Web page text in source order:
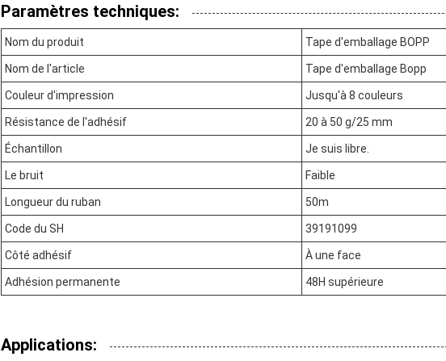
Paramètres techniques:
Nom du produit Tape d'emballage BOPP
Nom de l'article Tape d'emballage Bopp
Couleur d'impression Jusqu'à 8 couleurs
Résistance de l'adhésif 20 à 50 g/25 mm
Échantillon Je suis libre.
Le bruit Faible
Longueur du ruban 50m
Code du SH 39191099
Côté adhésif À une face
Adhésion permanente 48H supérieure
Applications: